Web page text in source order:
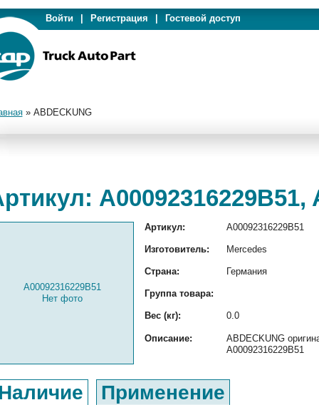
Войти Регистрация Гостевой доступ
» ABDECKUNG
A00092316229B51,
A00092316229B51
Нет фото
Артикул: A00092316229B51
Изготовитель: Mercedes
Страна: Германия
Группа товара:
Вес (кг): 0.0
Описание:
ABDECKUNG
A00092316229B51
Применение